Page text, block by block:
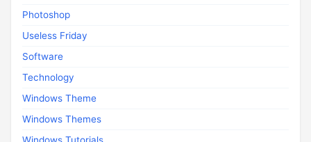
Photoshop
Useless Friday
Software
Technology
Windows Theme
Windows Themes